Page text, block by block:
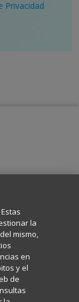
Privacidad
dirigido por
la
mismo,
en
y el
de